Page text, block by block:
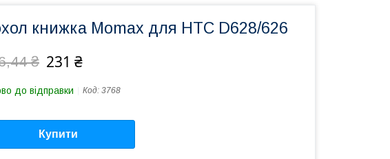
книжка Momax для HTC D628/626
₴ 231 ₴
до відправки Код: 3768
Купити